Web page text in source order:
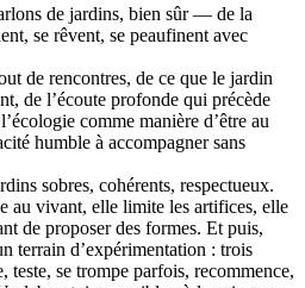
de jardins, bien sûr — de la
se rêvent, se peaufinent avec
de rencontres, de ce que le jardin
de l’écoute profonde qui précède
comme manière d’être au
humble à accompagner sans
sobres, cohérents, respectueux.
au vivant, elle limite les artifices, elle
de proposer des formes. Et puis,
terrain d’expérimentation : trois
teste, se trompe parfois, recommence,